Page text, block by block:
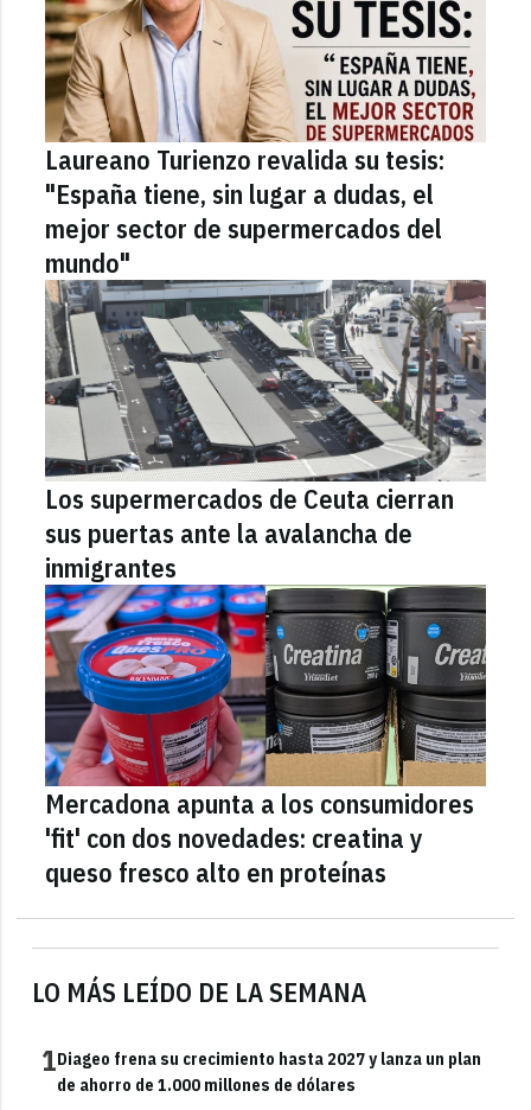
LO MÁS LEÍDO DE LA SEMANA
1Diageo frena su crecimiento hasta 2027 y lanza un plan
de ahorro de 1.000 millones de dólares
Laureano Turienzo revalida su tesis:
"España tiene, sin lugar a dudas, el
mejor sector de supermercados del
mundo"
Los supermercados de Ceuta cierran
sus puertas ante la avalancha de
inmigrantes
Mercadona apunta a los consumidores
'fit' con dos novedades: creatina y
queso fresco alto en proteínas